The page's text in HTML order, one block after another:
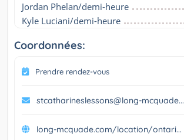
Jordan Phelan/demi-heure
Kyle Luciani/demi-heure
Coordonnées:
Prendre rendez-vous
stcatharineslessons@long-mcquade...
long-mcquade.com/location/ontari...